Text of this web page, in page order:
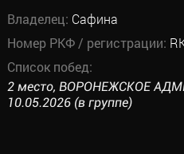
Владелец: Сафина
Номер РКФ / регистрации:
Список побед:
2 место, ВОРОНЕЖСКОЕ
10.05.2026 (в группе)